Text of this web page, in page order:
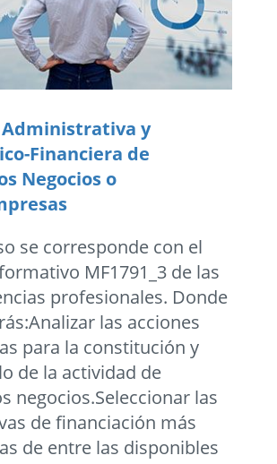
Administrativa y
Financiera de
Negocios o
se corresponde con el
MF1791_3 de las
profesionales. Donde
las acciones
para la constitución y
de la actividad de
negocios.Seleccionar las
de financiación más
de entre las disponibles